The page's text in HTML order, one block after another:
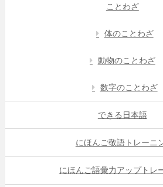
ことわざ
体のことわざ
動物のことわざ
数字のことわざ
できる日本語
にほんご敬語トレーニ
にほんご語彙力アップトレ